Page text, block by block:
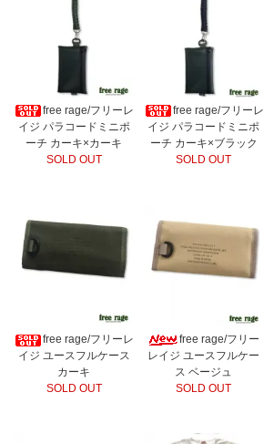
free rage/フリーレ
イジ パラコードミニポ
ーチ カーキ×カーキ
SOLD OUT
free rage/フリーレ
イジ パラコードミニポ
ーチ カーキ×ブラック
SOLD OUT
free rage/フリーレ
イジ ユースフルケース
カーキ
SOLD OUT
free rage/フリー
レイジ ユースフルケー
ス ベージュ
SOLD OUT